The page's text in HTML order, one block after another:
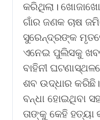
କରିଥିଲା।
ଗାଁର ଜଣକ ଚାଷ
ସୁରେନ୍ଦ୍ରଙ୍କ
ଏନେଇ ପୁଲିସକୁ
ବାହିନୀ
ଶବ ଉଦ୍ଧାର
ବନ୍ଧା ହୋଇଥିବା
ତାଙ୍କୁ କେହି